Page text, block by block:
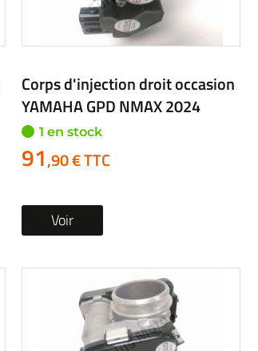
Corps d'injection droit occasion
YAMAHA GPD NMAX 2024
1 en stock
91,90 € TTC
Voir